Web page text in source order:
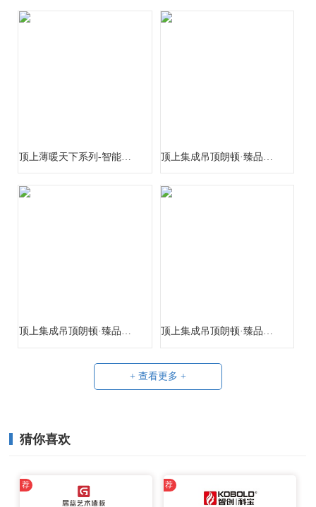
顶上薄暖天下系列-智能超薄换气扇
+ 查看更多 +
猜你喜欢
荐 荐